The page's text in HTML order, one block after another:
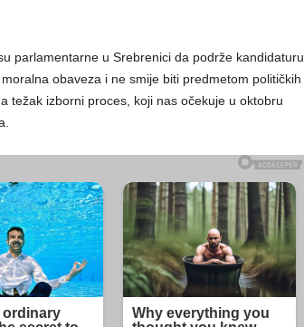
parlamentarne u Srebrenici da podrže kandidaturu
obaveza i ne smije biti predmetom političkih
težak izborni proces, koji nas očekuje u oktobru